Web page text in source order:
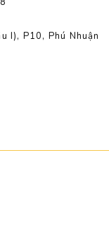
I), P10, Phú Nhuận